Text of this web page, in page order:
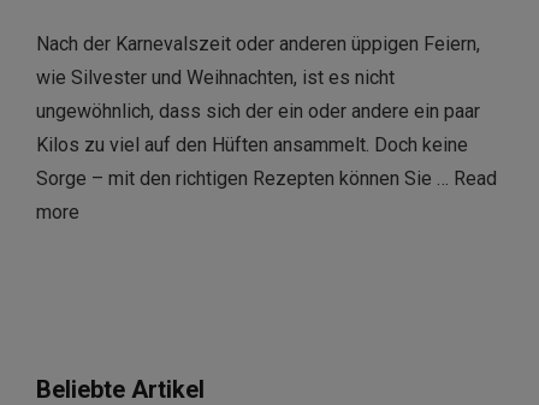
Nach der Karnevalszeit oder anderen üppigen Feiern,
wie Silvester und Weihnachten, ist es nicht
ungewöhnlich, dass sich der ein oder andere ein paar
Kilos zu viel auf den Hüften ansammelt. Doch keine
Sorge – mit den richtigen Rezepten können Sie … Read
more
Beliebte Artikel